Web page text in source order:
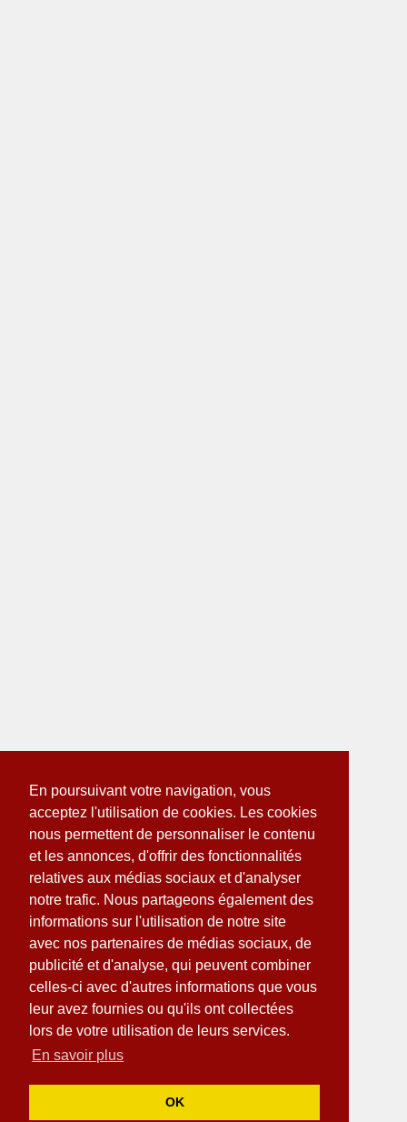
En poursuivant votre navigation, vous
acceptez l'utilisation de cookies. Les cookies
nous permettent de personnaliser le contenu
et les annonces, d'offrir des fonctionnalités
relatives aux médias sociaux et d'analyser
notre trafic. Nous partageons également des
informations sur l'utilisation de notre site
avec nos partenaires de médias sociaux, de
publicité et d'analyse, qui peuvent combiner
celles-ci avec d'autres informations que vous
leur avez fournies ou qu'ils ont collectées
lors de votre utilisation de leurs services.
En savoir plus
OK